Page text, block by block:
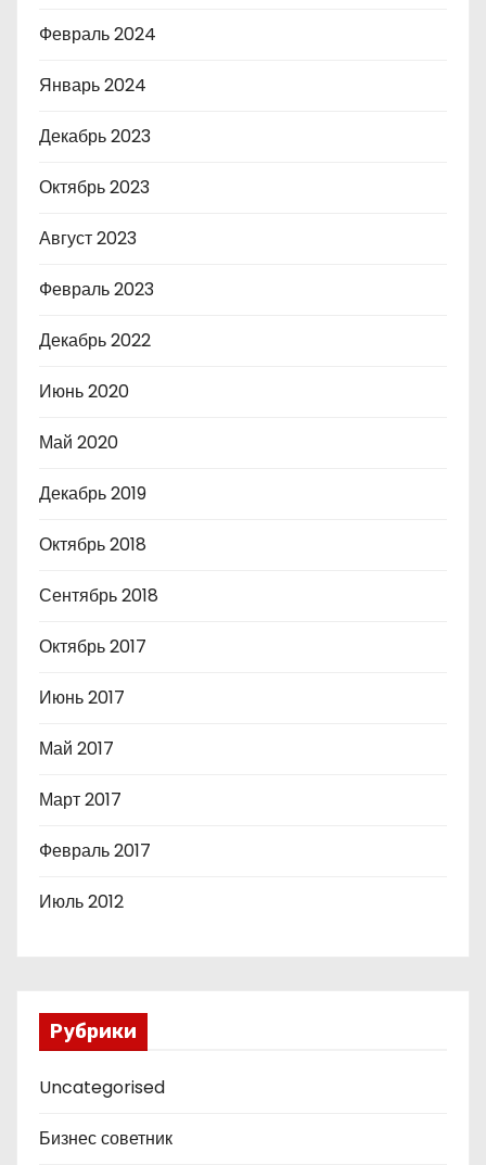
Февраль 2024
Январь 2024
Декабрь 2023
Октябрь 2023
Август 2023
Февраль 2023
Декабрь 2022
Июнь 2020
Май 2020
Декабрь 2019
Октябрь 2018
Сентябрь 2018
Октябрь 2017
Июнь 2017
Май 2017
Март 2017
Февраль 2017
Июль 2012
Рубрики
Uncategorised
Бизнес советник